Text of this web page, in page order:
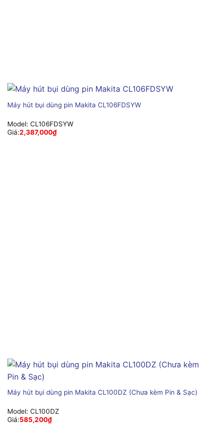
Máy hút bụi dùng pin Makita CL106FDSYW
Model: CL106FDSYW
Giá:2,387,000₫
Máy hút bụi dùng pin Makita CL100DZ (Chưa kèm Pin & Sạc)
Model: CL100DZ
Giá:585,200₫